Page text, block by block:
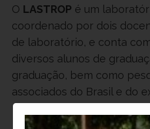
O LASTROP é um
coordenado por dois
de laboratório, e conta
diversos alunos de
graduação, bem como
associados do Brasil e do